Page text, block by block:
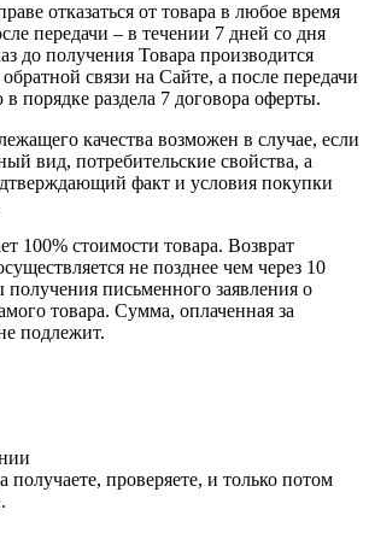
отказаться от товара в любое время
передачи – в течении 7 дней со дня
до получения Товара производится
связи на Сайте, а после передачи
порядке раздела 7 договора оферты.
качества возможен в случае, если
вид, потребительские свойства, а
факт и условия покупки
100% стоимости товара. Возврат
не позднее чем через 10
получения письменного заявления о
товара. Сумма, оплаченная за
подлежит.
получаете, проверяете, и только потом